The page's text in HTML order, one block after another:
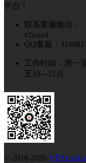
平台！
联系客服微信：
vfxcool
QQ客服：
工作时间：周一
五10—21点
© 2018-2026